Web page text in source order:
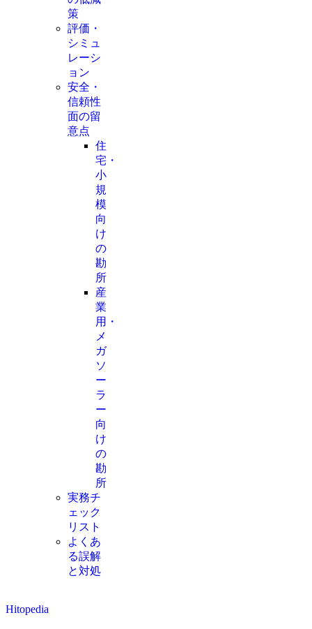
策
評価・
シミュ
レーシ
ョン
安全・
信頼性
面の留
意点
住
宅・
小
規
模
向
け
の
勘
所
産
業
用・
メ
ガ
ソ
ー
ラ
ー
向
け
の
勘
所
実務チ
ェック
リスト
よくあ
る誤解
と対処
Hitopedia